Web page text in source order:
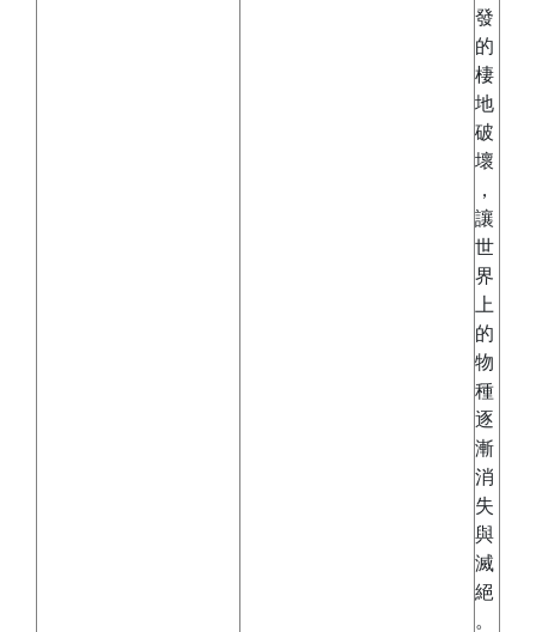
發
的
棲
地
破
壞
，
讓
世
界
上
的
物
種
逐
漸
消
失
與
滅
絕
。